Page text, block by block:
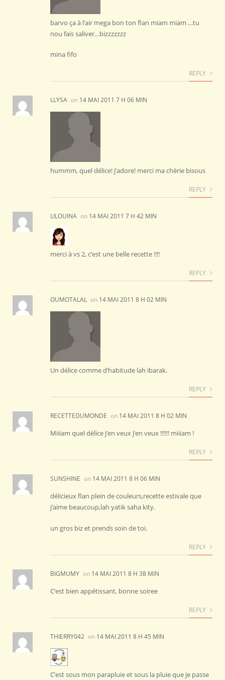
barvo ça à l’air mega bon ton flan miam miam …tu
nou fais saliver…bizzzzzzz
mina fifo
REPLY
LLYSA on 14 MAI 2011 7 H 06 MIN
hummm, quel délice! j’adore! merci ma chèrie bisous
REPLY
LILOUINA on 14 MAI 2011 7 H 42 MIN
merci à vs 2, c’est une belle recette !!!!
REPLY
OUMOTALAL on 14 MAI 2011 8 H 02 MIN
Un délice comme d’habitude lah ibarak.
REPLY
RECETTEDUMONDE on 14 MAI 2011 8 H 02 MIN
Miiiam quel délice j’en veux j’en veux !!!!!! miiiam !
REPLY
SUNSHINE on 14 MAI 2011 8 H 06 MIN
délicieux flan plein de couleurs,recette estivale que
j’aime beaucoup,lah yatik saha kity.
un gros biz et prends soin de toi.
REPLY
BIGMUMY on 14 MAI 2011 8 H 38 MIN
C’est bien appétissant, bonne soiree
REPLY
THIERRY042 on 14 MAI 2011 8 H 45 MIN
C’est sous mon parapluie et sous la pluie que je passe